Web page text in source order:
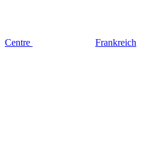
Centre Frankreich